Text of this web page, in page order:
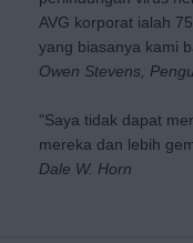
AVG korporat ialah
yang biasanya kami
Owen Stevens,
"Saya tidak dapat
mereka dan lebih
Dale W. Horn